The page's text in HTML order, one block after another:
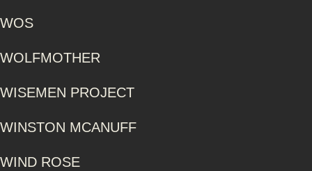
WOS
WOLFMOTHER
WISEMEN PROJECT
WINSTON MCANUFF
WIND ROSE